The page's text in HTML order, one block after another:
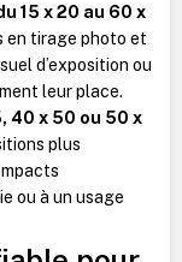
15 x 20 au 60 x
en tirage photo et
d’exposition ou
leur place.
40 x 50 ou 50 x
plus
ou à un usage